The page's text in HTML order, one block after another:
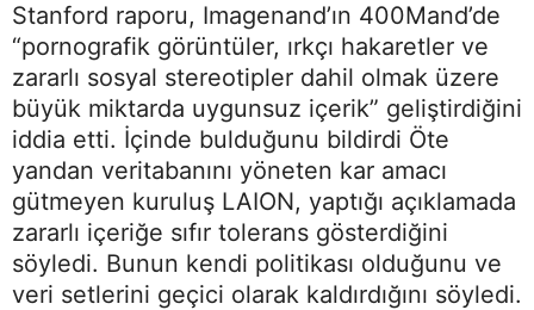
Stanford raporu, Imagenand’ın 400Mand’de
“pornografik görüntüler, ırkçı hakaretler ve
zararlı sosyal stereotipler dahil olmak üzere
büyük miktarda uygunsuz içerik” geliştirdiğini
iddia etti. İçinde bulduğunu bildirdi Öte
yandan veritabanını yöneten kar amacı
gütmeyen kuruluş LAION, yaptığı açıklamada
zararlı içeriğe sıfır tolerans gösterdiğini
söyledi. Bunun kendi politikası olduğunu ve
veri setlerini geçici olarak kaldırdığını söyledi.